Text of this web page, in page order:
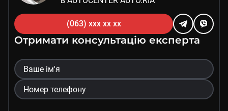
(063) xxx xx xx
Отримати консультацію експерта